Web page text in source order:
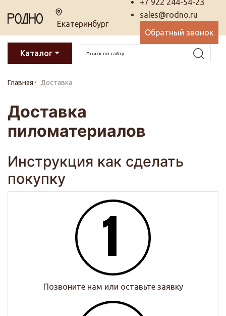
Екатеринбург
+7 922 244-54-23
sales@rodno.ru
Обратный звонок
Каталог
Главная Доставка
Доставка
пиломатериалов
Инструкция как сделать
покупку
Позвоните нам или оставьте заявку